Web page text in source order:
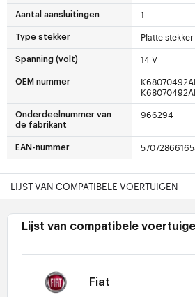
Aantal aansluitingen 1
Type stekker Platte stekker
Spanning (volt) 14 V
OEM nummer
Onderdeelnummer van
de fabrikant
966294
EAN-nummer
LIJST VAN COMPATIBELE VOERTUIGEN
Lijst van compatibele
Fiat